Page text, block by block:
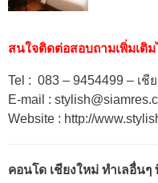
สนใจติดต่อสอบถามเพิ่มเติ
Tel : 083 – 9454499 – เชี
E-mail :
Website : http://
คอนโด เชียงใหม่ ทำเลอื่น